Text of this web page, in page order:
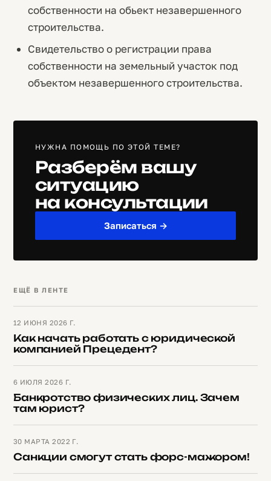
собственности на обьект незавершенного
строительства.
Свидетельство о регистрации права
собственности на земельный участок под
объектом незавершенного строительства.
НУЖНА ПОМОЩЬ ПО ЭТОЙ ТЕМЕ?
Разберём вашу
ситуацию
на консультации
Записаться →
ЕЩЁ В ЛЕНТЕ
12 ИЮНЯ 2026 Г.
Как начать работать с юридической
компанией Прецедент?
6 ИЮЛЯ 2026 Г.
Банкротство физических лиц. Зачем
там юрист?
30 МАРТА 2022 Г.
Санкции смогут стать форс-мажором!